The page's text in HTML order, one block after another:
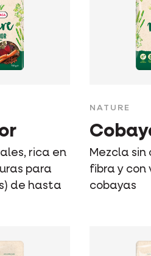
rica en
para
de hasta
NATURE
Mezcla sin
fibra y con
cobayas